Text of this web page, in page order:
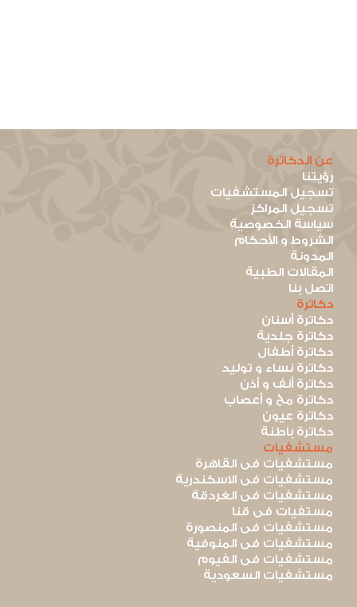
عن الدكاترة
رؤيتنا
تسجيل المستشفيات
تسجيل المراكز
سياسة الخصوصية
الشروط و الأحكام
المدونة
المقالات الطبية
اتصل بنا
دكاترة
دكاترة أسنان
دكاترة جلدية
دكاترة أطفال
دكاترة نساء و توليد
دكاترة أنف و أذن
دكاترة مخ و أعصاب
دكاترة عيون
دكاترة باطنة
مستشفيات
مستشفيات فى القاهرة
مستشفيات فى الاسكندرية
مستشفيات فى الغردقة
مستفيات فى قنا
مستشفيات فى المنصورة
مستشفيات فى المنوفية
مستشفيات فى الفيوم
مستشفيات السعودية